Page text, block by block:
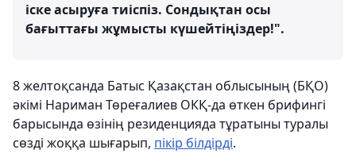
іске асыруға тиіспіз. Сондықтан осы
бағыттағы жұмысты күшейтіңіздер!".
8 желтоқсанда Батыс Қазақстан облысының (БҚО)
әкімі Нариман Төреғалиев ОКҚ-да өткен брифингі
барысында өзінің резиденцияда тұратыны туралы
сөзді жоққа шығарып, пікір білдірді.